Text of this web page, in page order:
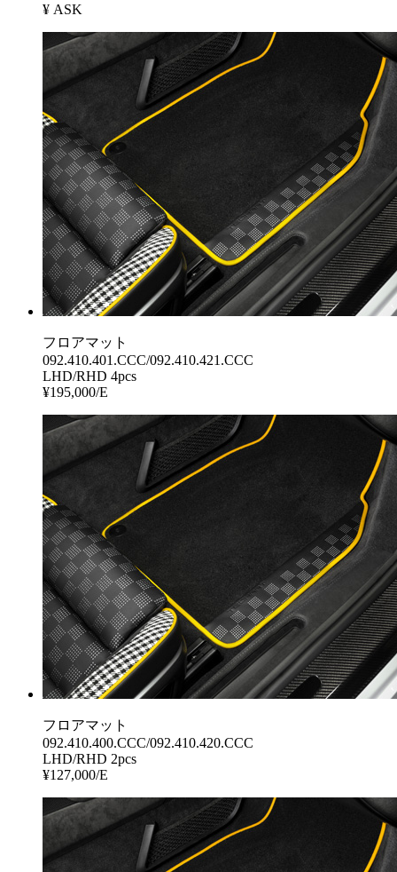
¥ ASK
フロアマット
092.410.401.CCC/092.410.421.CCC
LHD/RHD 4pcs
¥195,000/E
フロアマット
092.410.400.CCC/092.410.420.CCC
LHD/RHD 2pcs
¥127,000/E